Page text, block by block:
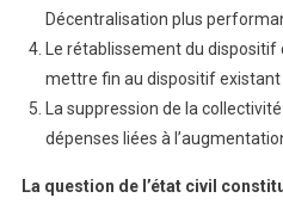
Décentralisation plus
Le rétablissement du
mettre fin au dispositif
La suppression de la
dépenses liées à
La question de l’état civil